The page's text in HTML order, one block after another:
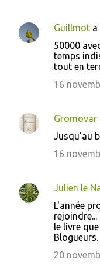
Guillmot
50000
temps
tout en
16
Gromovar
Jusqu'au
16
Julien le
L'année
le livre
Blogueurs.
20